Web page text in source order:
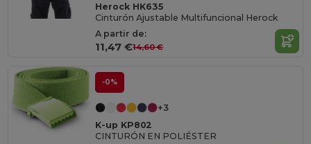
Herock HK635
Cinturón Ajustable Multifuncional Herock
A partir de:
11,47 €14,60 €
-0%
+3
K-up KP802
CINTURÓN EN POLIÉSTER